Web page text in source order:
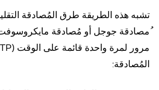
تشبه هذه الطريقة طرق المُصادقة
ُمصادقة جوجل أو مُصادقة
المُصادقة: